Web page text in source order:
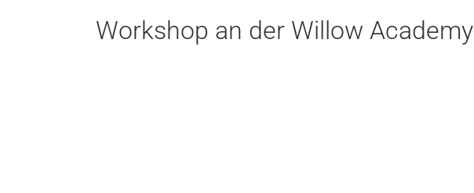
Workshop an der Willow Academy